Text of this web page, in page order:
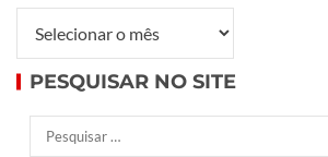
PESQUISAR NO SITE